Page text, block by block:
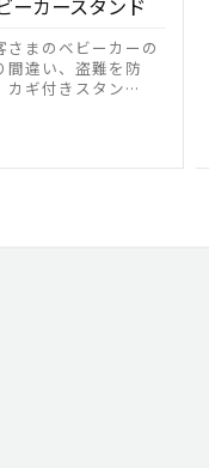
ーカースタンド
さまのベビーカーの
間違い、盗難を防
カギ付きスタン…